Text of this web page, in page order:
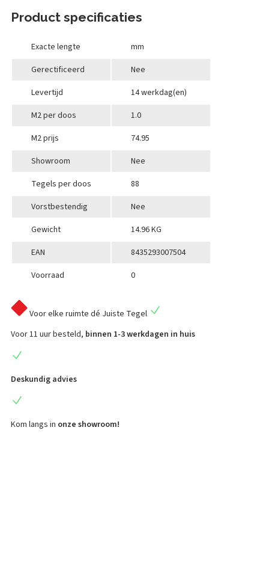
Product specificaties
Exacte lengte
mm
Gerectificeerd
Nee
Levertijd
14 werkdag(en)
M2 per doos
1.0
M2 prijs
74.95
Showroom
Nee
Tegels per doos
88
Vorstbestendig
Nee
Gewicht
14.96 KG
EAN
8435293007504
Voorraad
0
Voor elke ruimte dé Juiste Tegel
Voor 11 uur besteld, binnen 1-3 werkdagen in huis
Deskundig advies
Kom langs in onze showroom!